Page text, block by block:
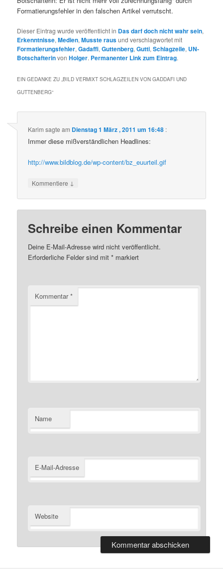
Formatierungsfehler in den falschen Artikel verrutscht.
Dieser Eintrag wurde veröffentlicht in Das darf doch nicht wahr sein,
Erkenntnisse,Medien,Musste rausund verschlagwortet mit
Formatierungsfehler,Gadaffi,Guttenberg,Gutti,Schlagzeile, UN-
BotschafterinvonHolger. Permanenter Link zum Eintrag.
EIN GEDANKE ZU „BILD VERMIXT SCHLAGZEILEN VON GADDAFI UND
GUTTENBERG“
Karim sagte am Dienstag 1 März , 2011 um 16:48 :
Immer diese mißverständlichen Headlines:
http://www.bildblog.de/wp-content/bz_euurteil.gif
Kommentiere ↓
Schreibe einen Kommentar
Deine E-Mail-Adresse wird nicht veröffentlicht.
Erforderliche Felder sind mit* markiert
Kommentar*
Name
E-Mail-Adresse
Website